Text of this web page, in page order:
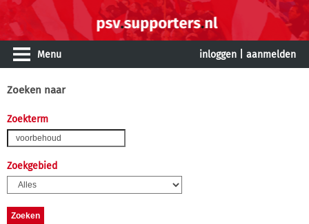
Menu inloggen aanmelden
Zoeken naar
Zoekterm
Zoekgebied